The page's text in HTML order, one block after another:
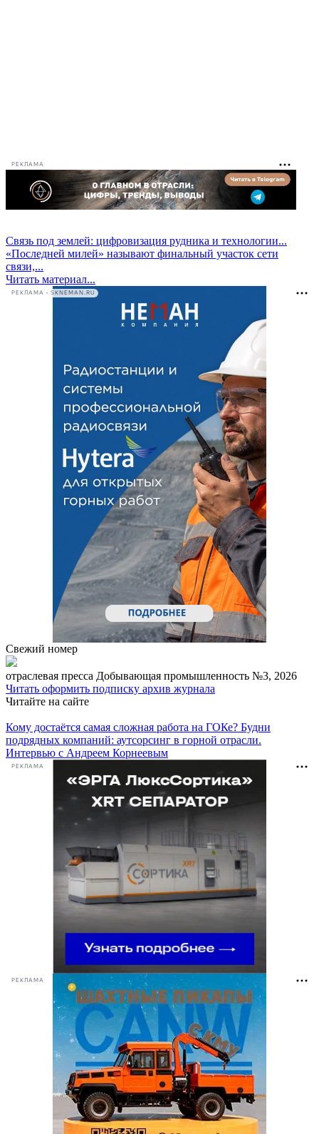
РЕКЛАМА
Связь под землей: цифровизация рудника и технологии...
«Последней милей» называют финальный участок сети
связи,...
Читать материал...
РЕКЛАМА • SKNEMAN.RU
Свежий номер
отраcлевая пресса Добывающая промышленность №3, 2026
Читать оформить подписку архив журнала
Читайте на сайте
Кому достаётся самая сложная работа на ГОКе? Будни
подрядных компаний: аутсорсинг в горной отрасли.
Интервью с Андреем Корнеевым
РЕКЛАМА
РЕКЛАМА